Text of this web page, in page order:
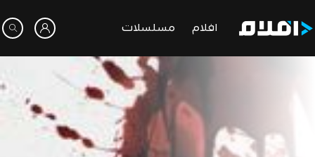
افلام مسلسلات